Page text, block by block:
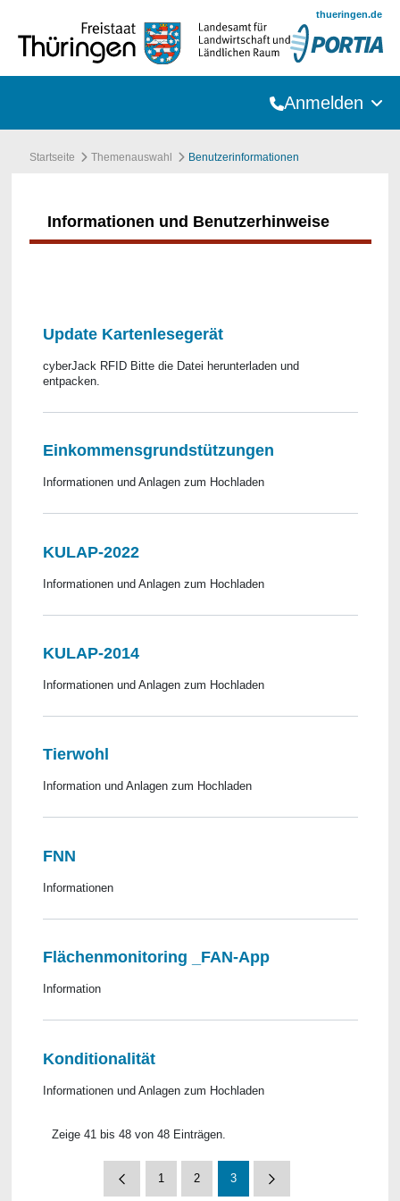
thueringen.de
Anmelden
Startseite Themenauswahl Benutzerinformationen
Informationen und Benutzerhinweise
Update Kartenlesegerät
cyberJack RFID Bitte die Datei herunterladen und
entpacken.
Einkommensgrundstützungen
Informationen und Anlagen zum Hochladen
KULAP-2022
Informationen und Anlagen zum Hochladen
KULAP-2014
Informationen und Anlagen zum Hochladen
Tierwohl
Information und Anlagen zum Hochladen
FNN
Informationen
Flächenmonitoring _FAN-App
Information
Konditionalität
Informationen und Anlagen zum Hochladen
Zeige 41 bis 48 von 48 Einträgen.
Seite
1 Seite
2 Seite
3